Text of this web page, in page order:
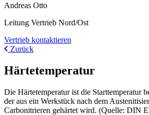
Andreas Otto
Leitung Vertrieb Nord/Ost
Vertrieb kontaktieren
Zurück
Härtetemperatur
Die Härtetemperatur ist die Starttemperatur
der aus ein Werkstück nach dem
Carbonitrieren gehärtet wird. (Quelle: DIN